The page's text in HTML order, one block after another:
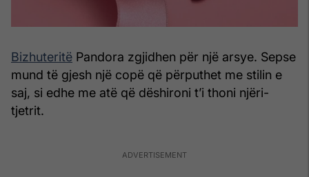
Bizhuteritë Pandora zgjidhen për një arsye. Sepse
mund të gjesh një copë që përputhet me stilin e
saj, si edhe me atë që dëshironi t’i thoni njëri-
tjetrit.